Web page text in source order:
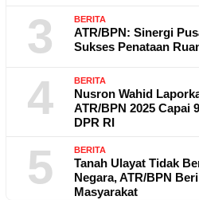
3 BERITA
ATR/BPN: Sinergi
Sukses Penataan
4 BERITA
Nusron Wahid
ATR/BPN 2025 Capai
DPR RI
5 BERITA
Tanah Ulayat Tidak
Negara, ATR/BPN
Masyarakat